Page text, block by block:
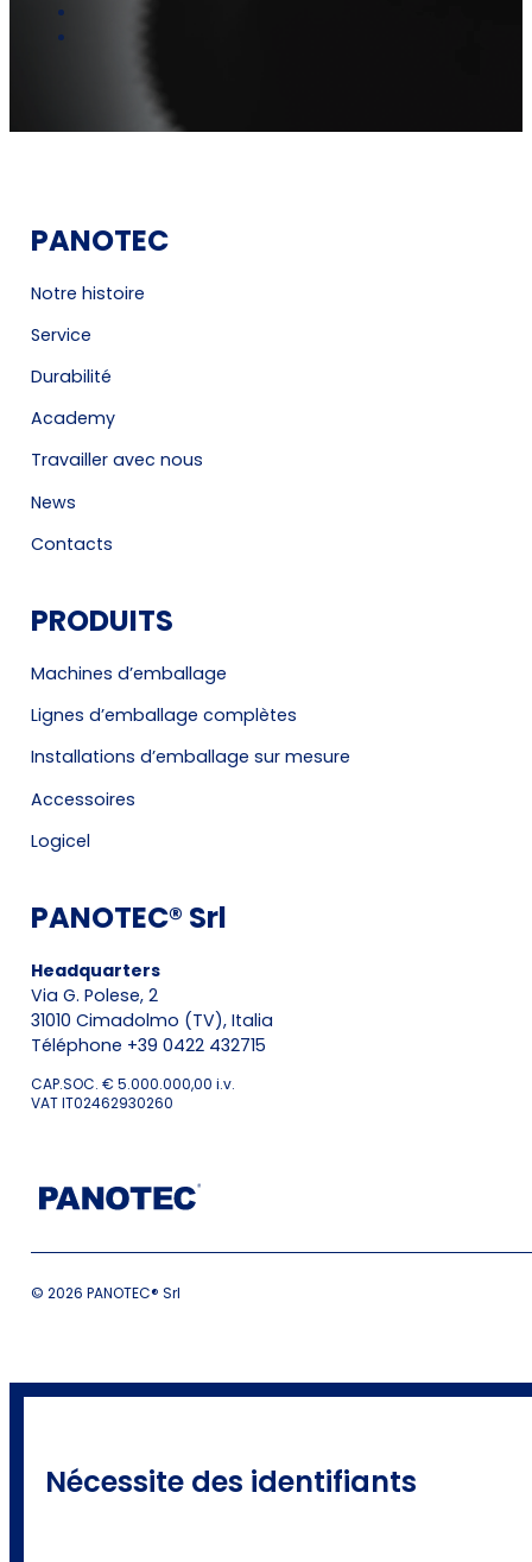
PANOTEC
Notre histoire
Service
Durabilité
Academy
Travailler avec nous
News
Contacts
PRODUITS
Machines d’emballage
Lignes d’emballage complètes
Installations d’emballage sur mesure
Accessoires
Logicel
PANOTEC® Srl
Headquarters
Via G. Polese, 2
31010 Cimadolmo (TV), Italia
Téléphone +39 0422 432715
CAP.SOC. € 5.000.000,00 i.v.
VAT IT02462930260
© 2026 PANOTEC® Srl
Nécessite des identifiants